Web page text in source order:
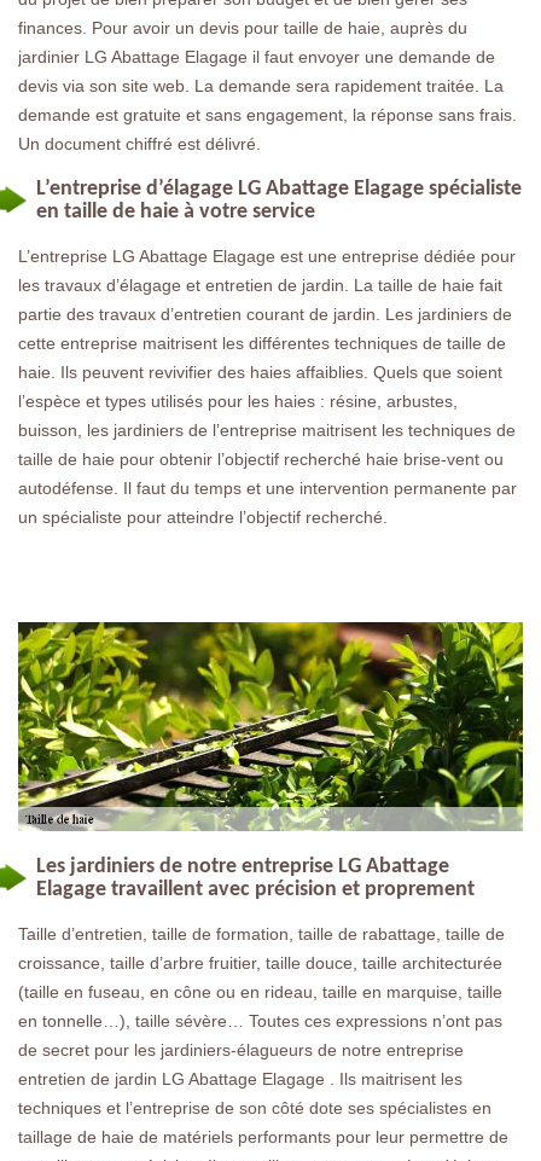
finances. Pour avoir un devis pour taille de haie, auprès du
jardinier LG Abattage Elagage il faut envoyer une demande de
devis via son site web. La demande sera rapidement traitée. La
demande est gratuite et sans engagement, la réponse sans frais.
Un document chiffré est délivré.
L’entreprise d’élagage LG Abattage Elagage spécialiste
en taille de haie à votre service
L’entreprise LG Abattage Elagage est une entreprise dédiée pour
les travaux d’élagage et entretien de jardin. La taille de haie fait
partie des travaux d’entretien courant de jardin. Les jardiniers de
cette entreprise maitrisent les différentes techniques de taille de
haie. Ils peuvent revivifier des haies affaiblies. Quels que soient
l’espèce et types utilisés pour les haies : résine, arbustes,
buisson, les jardiniers de l’entreprise maitrisent les techniques de
taille de haie pour obtenir l’objectif recherché haie brise-vent ou
autodéfense. Il faut du temps et une intervention permanente par
un spécialiste pour atteindre l’objectif recherché.
Les jardiniers de notre entreprise LG Abattage
Elagage travaillent avec précision et proprement
Taille d’entretien, taille de formation, taille de rabattage, taille de
croissance, taille d’arbre fruitier, taille douce, taille architecturée
(taille en fuseau, en cône ou en rideau, taille en marquise, taille
en tonnelle…), taille sévère… Toutes ces expressions n’ont pas
de secret pour les jardiniers-élagueurs de notre entreprise
entretien de jardin LG Abattage Elagage . Ils maitrisent les
techniques et l’entreprise de son côté dote ses spécialistes en
taillage de haie de matériels performants pour leur permettre de